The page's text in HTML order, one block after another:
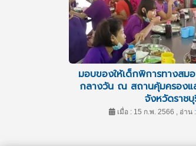
มอบของให้เด็กพิการทางสม
กลางวัน ณ สถานคุ้มครอง
จังหวัดราชบุ
เมื่อ : 15 ก.พ. 2566 , อ่าน